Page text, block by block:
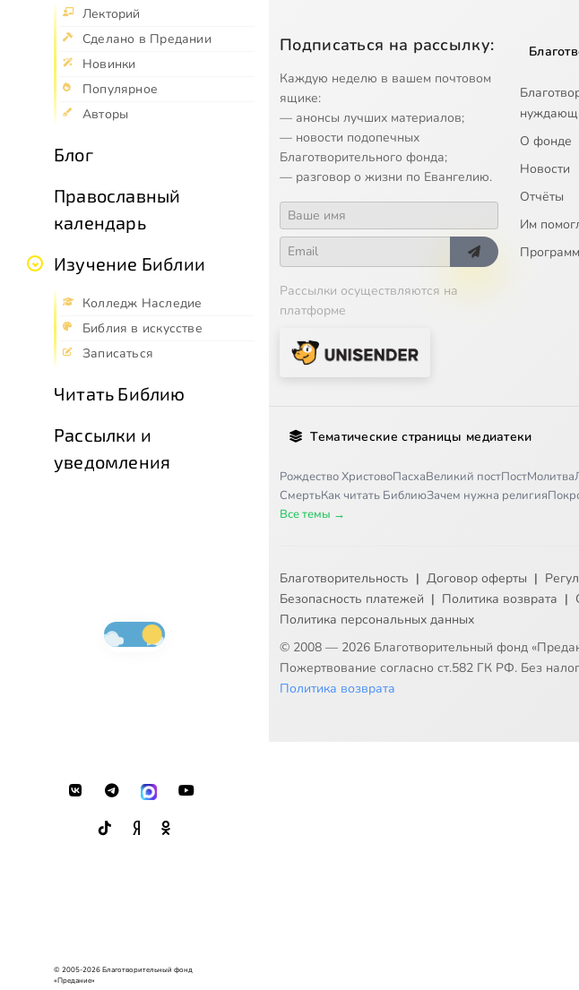
Лекторий
Сделано в Предании
Новинки
Популярное
Авторы
Блог
Православный
календарь
Изучение Библии
Колледж Наследие
Библия в искусстве
Записаться
Читать Библию
Рассылки и
уведомления
© 2005-2026 Благотворительный фонд
«Предание»
Подписаться на рассылку:
Каждую неделю в вашем почтовом
ящике:
— анонсы лучших материалов;
— новости подопечных
Благотворительного фонда;
— разговор о жизни по Евангелию.
Рассылки осуществляются на
платформе
О фонде
Новости
Отчёты
Им
Тематические страницы медиатеки
Рождество ХристовоПасхаВеликий постПостМолитва
СмертьКак читать БиблиюЗачем нужна религия
Все темы →
Благотворительность | Договор оферты |
Безопасность платежей | Политика возврата |
Политика персональных данных
© 2008 — 2026 Благотворительный фонд
Пожертвование согласно ст.582 ГК РФ. Без
Политика возврата